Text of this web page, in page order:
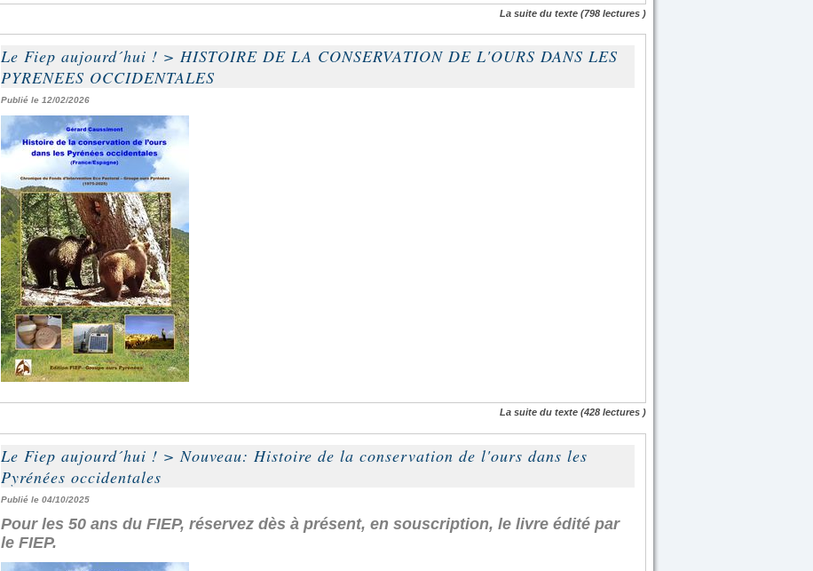
La suite du texte(798 lectures )
Le Fiep aujourd´hui ! > HISTOIRE DE LA CONSERVATION DE L'OURS DANS LES
PYRENEES OCCIDENTALES
Publié le 12/02/2026
La suite du texte(428 lectures )
Le Fiep aujourd´hui ! > Nouveau: Histoire de la conservation de l'ours dans les
Pyrénées occidentales
Publié le 04/10/2025
Pour les 50 ans du FIEP, réservez dès à présent, en souscription, le livre édité par
le FIEP.